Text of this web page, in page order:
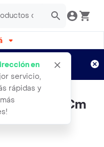
en
servicio,
rápidas y
Aplican TyC
Plata 1.1 Cm